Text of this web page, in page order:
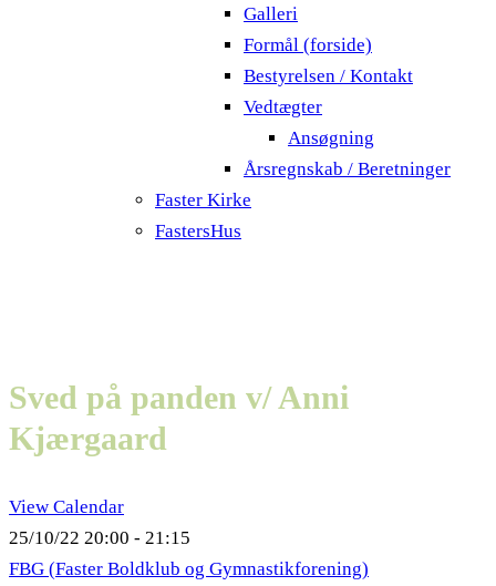
Galleri
Formål (forside)
Bestyrelsen / Kontakt
Vedtægter
Ansøgning
Årsregnskab / Beretninger
Faster Kirke
FastersHus
Sved på panden v/ Anni
Kjærgaard
View Calendar
25/10/22 20:00 - 21:15
FBG (Faster Boldklub og Gymnastikforening)